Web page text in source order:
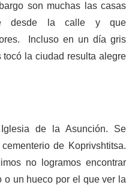
son muchas las casas
desde la calle y que
Incluso en un día gris
la ciudad resulta alegre
de la Asunción. Se
de Koprivshtitsa.
no logramos encontrar
o un hueco por el que ver la